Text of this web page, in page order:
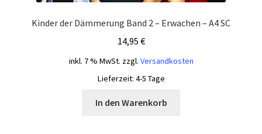
Kinder der Dämmerung Band 2 – Erwachen – A4 SC
14,95 €
inkl. 7 % MwSt. zzgl. Versandkosten
Lieferzeit: 4-5 Tage
In den Warenkorb